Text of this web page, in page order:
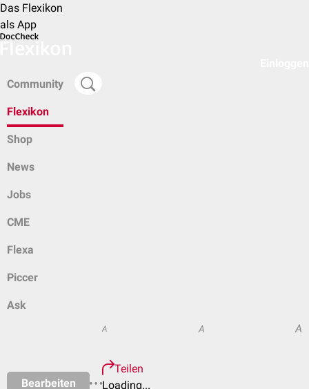
Das Flexikon
als App
Community
Flexikon
Shop
News
Jobs
CME
Flexa
Piccer
Ask
Bearbeiten
A A A
Teilen
Loading...